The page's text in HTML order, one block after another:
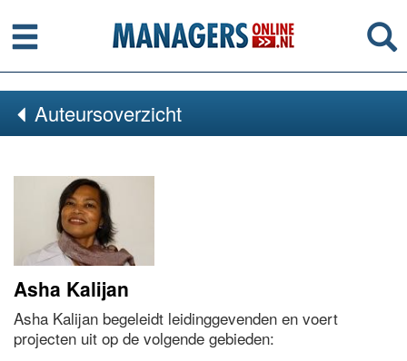
Menu
Auteursoverzicht
Asha Kalijan
Asha Kalijan begeleidt leidinggevenden en voert
projecten uit op de volgende gebieden: